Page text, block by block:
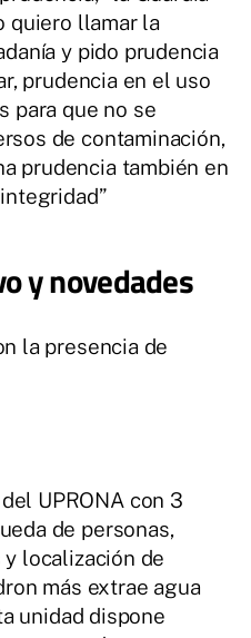
quiero llamar la
y pido prudencia
prudencia en el uso
para que no se
de contaminación,
prudencia también en
y novedades
la presencia de
UPRONA con 3
de personas,
localización de
más extrae agua
unidad dispone